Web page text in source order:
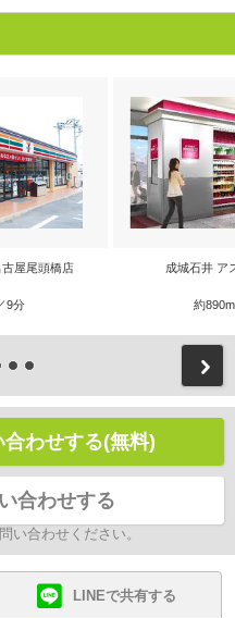
屋尾頭橋店
9分
成城石井 ア
約
わせする(無料)
合わせする
い合わせください。
LINEで共有する